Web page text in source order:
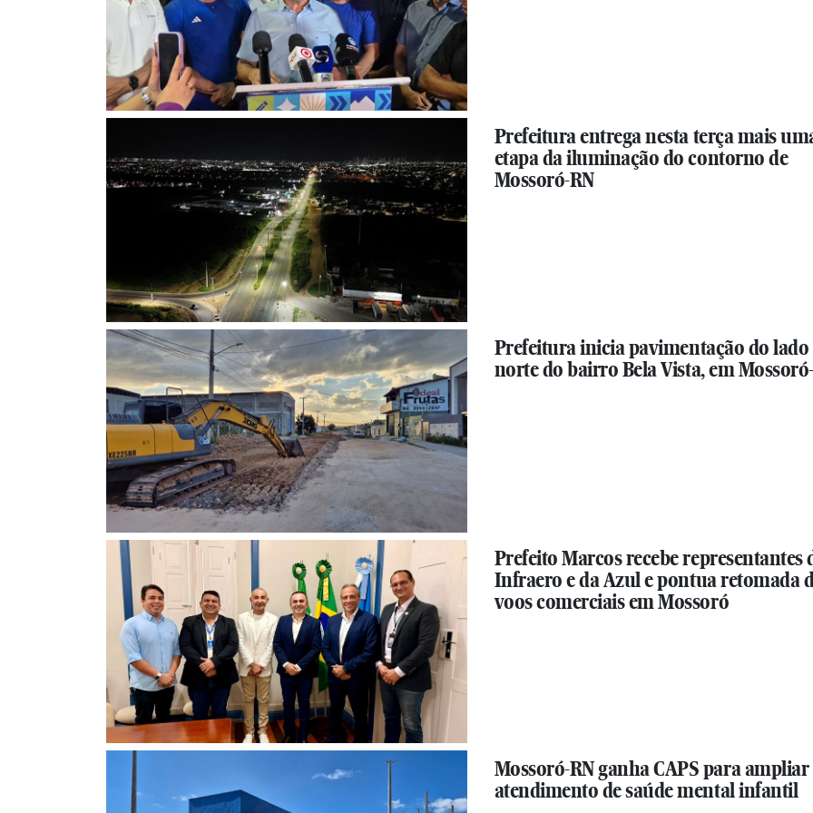
Prefeitura entrega nesta terça mais
etapa da iluminação do contorno de
Mossoró-RN
Prefeitura inicia pavimentação do lado
norte do bairro Bela Vista, em
Prefeito Marcos recebe representantes
Infraero e da Azul e pontua retomada
voos comerciais em Mossoró
Mossoró-RN ganha CAPS para ampliar
atendimento de saúde mental infantil